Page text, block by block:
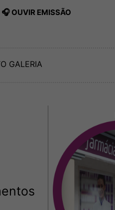
🎧 OUVIR EMISSÃO
GALERIA